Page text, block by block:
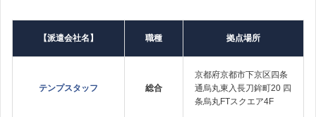
【派遣会社名】 職種 拠点場所
テンプスタッフ 総合
京都府京都市下京区四条
通烏丸東入長刀鉾町20 四
条烏丸FTスクエア4F